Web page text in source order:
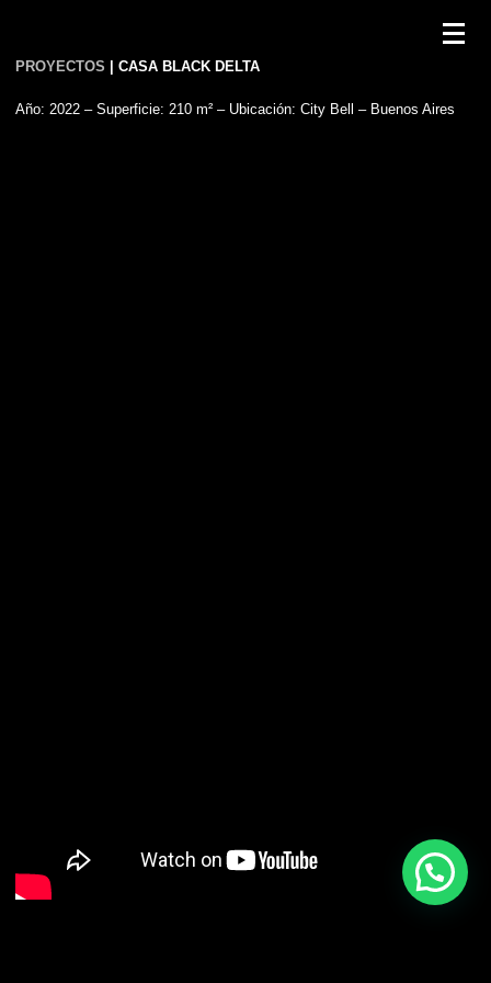
PROYECTOS | CASA BLACK DELTA
Año: 2022 – Superficie: 210 m² – Ubicación: City Bell – Buenos Aires